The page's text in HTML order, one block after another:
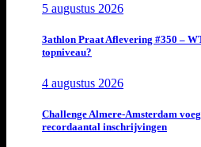
5 augustus 2026
3athlon Praat Aflevering #350 –
topniveau?
4 augustus 2026
Challenge Almere-Amsterdam
recordaantal inschrijvingen